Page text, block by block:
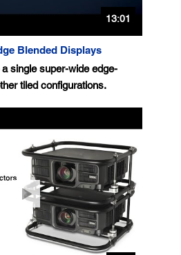
13:01
Blended Displays
single super-wide edge-
tiled configurations.